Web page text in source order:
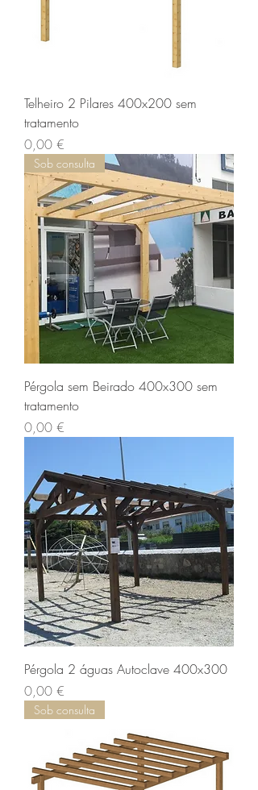
Telheiro 2 Pilares 400x200 sem
tratamento
Preço
0,00 €
Sob consulta
Pérgola sem Beirado 400x300 sem
tratamento
Preço
0,00 €
Pérgola 2 águas Autoclave 400x300
Preço
0,00 €
Sob consulta